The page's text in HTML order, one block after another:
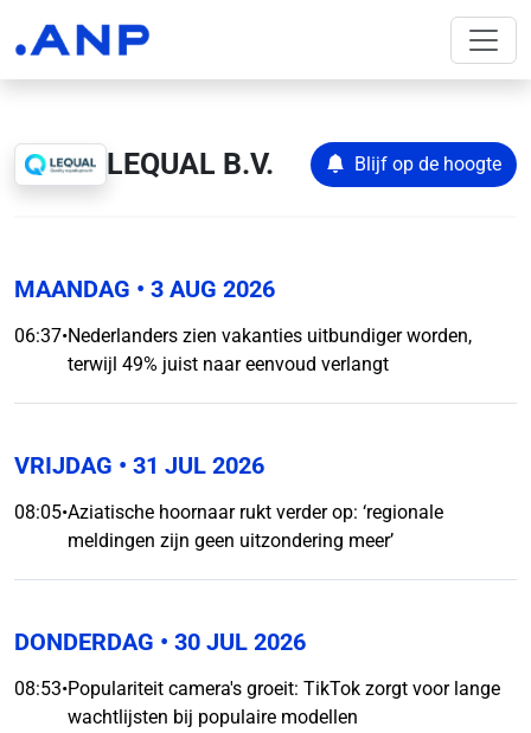
LEQUAL B.V. Blijf op de hoogte
MAANDAG • 3 AUG 2026
06:37•Nederlanders zien vakanties uitbundiger worden,
terwijl 49% juist naar eenvoud verlangt
VRIJDAG • 31 JUL 2026
08:05•Aziatische hoornaar rukt verder op: ‘regionale
meldingen zijn geen uitzondering meer’
DONDERDAG • 30 JUL 2026
08:53•Populariteit camera's groeit: TikTok zorgt voor lange
wachtlijsten bij populaire modellen